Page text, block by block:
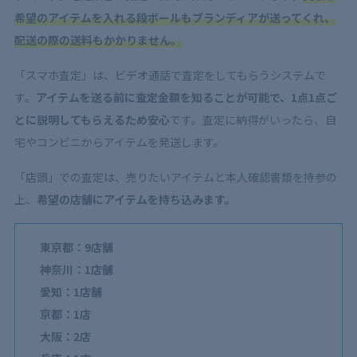
希望のアイテムを入れる段ボールもブランディアが送ってくれ、
配送の際の送料もかかりません。
「スマホ査定」は、ビデオ通話で査定をしてもらうシステムで
す。 アイテムを送る前に査定金額を知ることが可能で、1点1点ご
とに説明してもらえるため安心です。査定に納得がいったら、自
宅やコンビニからアイテムを発送します。
「店頭」での査定は、売りたいアイテムと本人確認書類を持参の
上、 希望の店舗にアイテムを持ち込みます。
東京都：9店舗
神奈川：1店舗
愛知：1店舗
京都：1店
大阪：2店